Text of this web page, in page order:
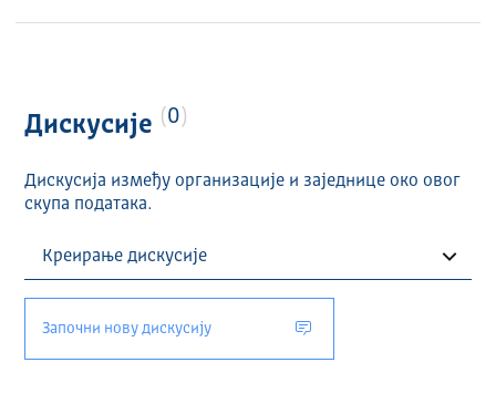
Дискусије 0
Дискусија између организације и заједнице око овог
скупа података.
Започни нову дискусију